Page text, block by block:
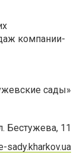
компании-
сады»
Бестужева, 11